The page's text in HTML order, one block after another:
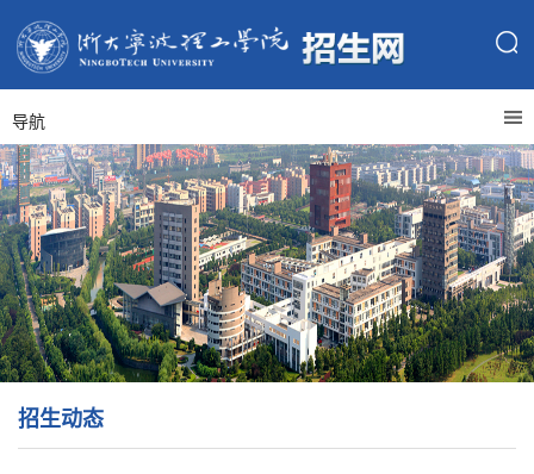
导航
招生动态